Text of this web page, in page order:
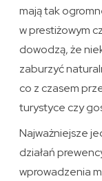
mają tak
w prestiżowym
dowodzą, że
zaburzyć
co z czasem
turystyce czy
Najważniejsze
działań
wprowadzenia